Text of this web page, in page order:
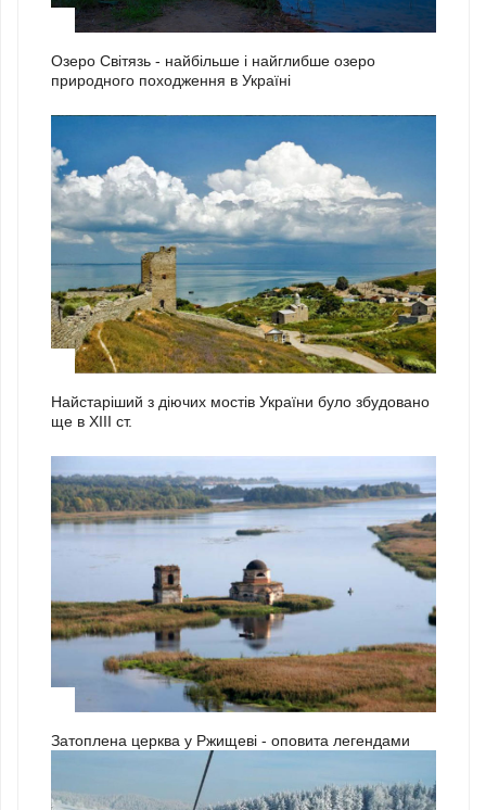
Озеро Світязь - найбільше і найглибше озеро
природного походження в Україні
Найстаріший з діючих мостів України було збудовано
ще в ХІІІ ст.
Затоплена церква у Ржищеві - оповита легендами